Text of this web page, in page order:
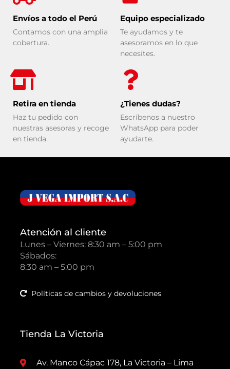
Envíos a todo el Perú
Contamos con una amplia
cobertura.
Equipo especializado
Te ayudamos y te
asesoramos en lo que
necesites.
Retira en tienda
Haz tu pedido con
nuestras asesoras y recoge
en tienda.
¿Tienes dudas?
Escríbenos a nuestro
WhatsApp para poder
ayudarte.
Atención al cliente
Lunes – Viernes: 8:30 am – 5:00 pm
Sábados:
8:30 am – 5:00 pm
Políticas de cambios y devoluciones
Tienda La Victoria
Av. Manco Cápac 178, La Victoria – Lima